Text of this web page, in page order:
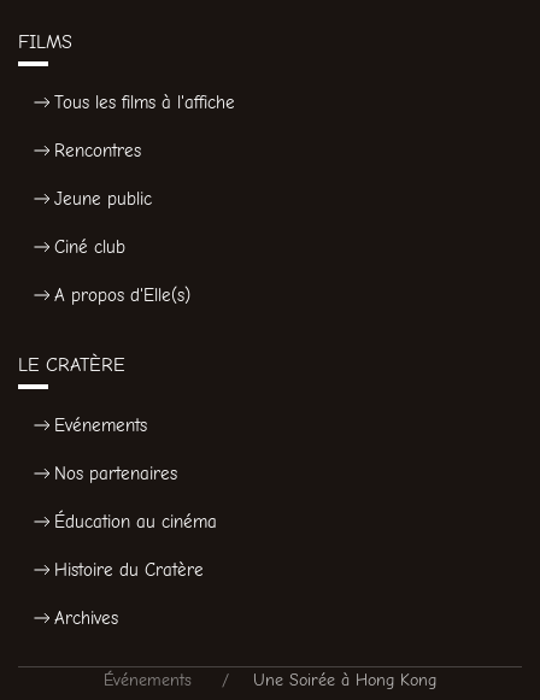
FILMS
Tous les films à l'affiche
Rencontres
Jeune public
Ciné club
A propos d'Elle(s)
LE CRATÈRE
Evénements
Nos partenaires
Éducation au cinéma
Histoire du Cratère
Archives
Événements Une Soirée à Hong Kong